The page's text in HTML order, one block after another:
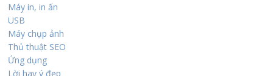
Máy in, in ấn
USB
Máy chụp ảnh
Thủ thuật SEO
Ứng dụng
Lời hay ý đẹp